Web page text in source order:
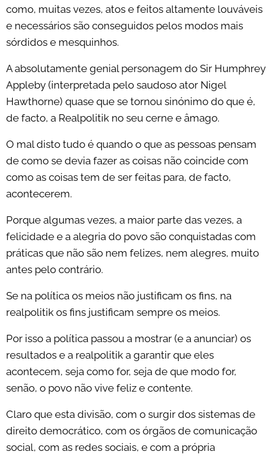
como, muitas vezes, atos e feitos altamente louváveis
e necessários são conseguidos pelos modos mais
sórdidos e mesquinhos.
A absolutamente genial personagem do Sir Humphrey
Appleby (interpretada pelo saudoso ator Nigel
Hawthorne) quase que se tornou sinónimo do que é,
de facto, a Realpolitik no seu cerne e âmago.
O mal disto tudo é quando o que as pessoas pensam
de como se devia fazer as coisas não coincide com
como as coisas tem de ser feitas para, de facto,
acontecerem.
Porque algumas vezes, a maior parte das vezes, a
felicidade e a alegria do povo são conquistadas com
práticas que não são nem felizes, nem alegres, muito
antes pelo contrário.
Se na política os meios não justificam os fins, na
realpolitik os fins justificam sempre os meios.
Por isso a política passou a mostrar (e a anunciar) os
resultados e a realpolitik a garantir que eles
acontecem, seja como for, seja de que modo for,
senão, o povo não vive feliz e contente.
Claro que esta divisão, com o surgir dos sistemas de
direito democrático, com os órgãos de comunicação
social, com as redes sociais, e com a própria